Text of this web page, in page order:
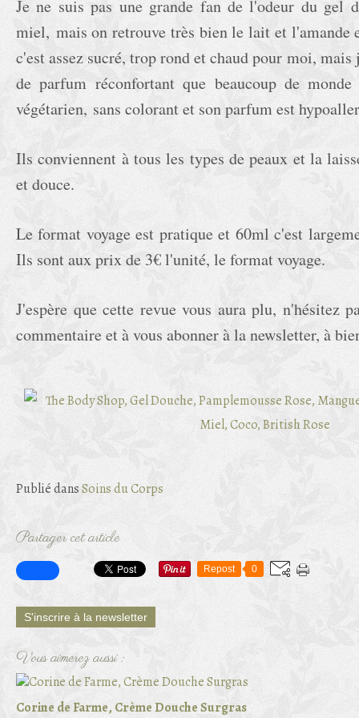
Je ne suis pas une grande fan de l'odeur du gel
miel, mais on retrouve très bien le lait et l'amande
c'est assez sucré, trop rond et chaud pour moi, mais
de parfum réconfortant que beaucoup de
végétarien, sans colorant et son parfum est
Ils conviennent à tous les types de peaux et la
et douce.
Le format voyage est pratique et 60ml c'est
Ils sont aux prix de 3€ l'unité, le format voyage.
J'espère que cette revue vous aura plu, n'hésitez
commentaire et à vous abonner à la newsletter, à
Publié dansSoins du Corps
Partager cet article
Repost 0
S'inscrire à la newsletter
Vous aimerez aussi :
Corine de Farme, Crème Douche Surgras